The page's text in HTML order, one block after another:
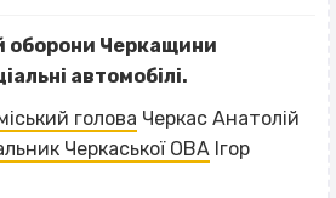
оборони Черкащини
автомобілі.
голова Черкас Анатолій
Черкаської ОВА Ігор